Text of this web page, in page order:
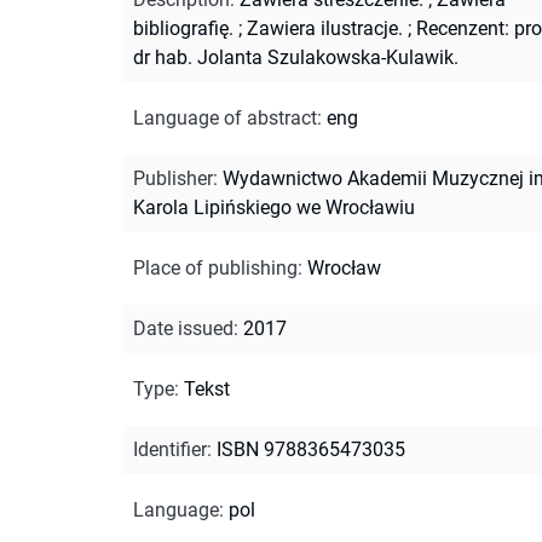
bibliografię. ; Zawiera ilustracje. ; Recenzent:
dr hab. Jolanta Szulakowska-Kulawik.
Language of abstract: eng
Publisher: Wydawnictwo Akademii Muzycznej
Karola Lipińskiego we Wrocławiu
Place of publishing: Wrocław
Date issued: 2017
Type: Tekst
Identifier: ISBN 9788365473035
Language: pol